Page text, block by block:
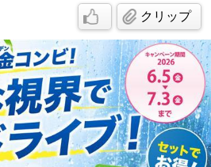
クリップ